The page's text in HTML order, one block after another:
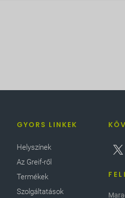
GYORS LINKEK
Helyszínek
Az Greif-ről
Termékek
Szolgáltatások